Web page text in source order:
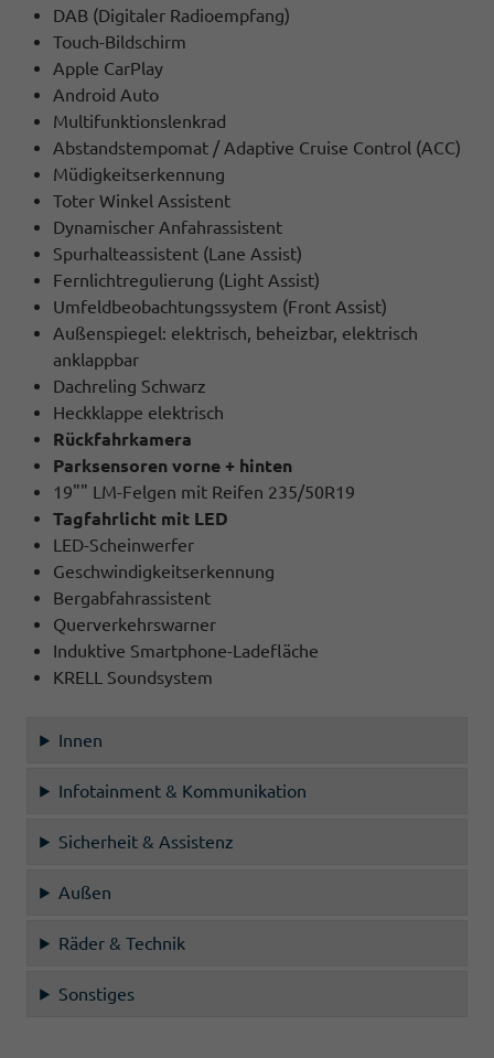
DAB (Digitaler Radioempfang)
Touch-Bildschirm
Apple CarPlay
Android Auto
Multifunktionslenkrad
Abstandstempomat / Adaptive Cruise Control (ACC)
Müdigkeitserkennung
Toter Winkel Assistent
Dynamischer Anfahrassistent
Spurhalteassistent (Lane Assist)
Fernlichtregulierung (Light Assist)
Umfeldbeobachtungssystem (Front Assist)
Außenspiegel: elektrisch, beheizbar, elektrisch
anklappbar
Dachreling Schwarz
Heckklappe elektrisch
Rückfahrkamera
Parksensoren vorne + hinten
19"" LM-Felgen mit Reifen 235/50R19
Tagfahrlicht mit LED
LED-Scheinwerfer
Geschwindigkeitserkennung
Bergabfahrassistent
Querverkehrswarner
Induktive Smartphone-Ladefläche
KRELL Soundsystem
Innen
Infotainment & Kommunikation
Sicherheit & Assistenz
Außen
Räder & Technik
Sonstiges